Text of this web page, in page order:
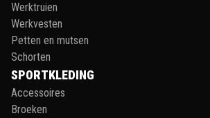
Werktruien
Werkvesten
Petten en mutsen
Schorten
SPORTKLEDING
Accessoires
Broeken